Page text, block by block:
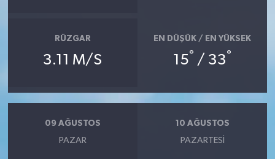
RÜZGAR
3.11 M/S
EN DÜŞÜK / EN YÜKSEK
15° / 33°
09 AĞUSTOS
PAZAR
10 AĞUSTOS
PAZARTESI